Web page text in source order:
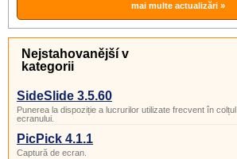
mai multe actualizări »
Nejstahovanější v
kategorii
SideSlide 3.5.60
Punerea la dispoziție a lucrurilor utilizate frecvent în colțul
ecranului.
PicPick 4.1.1
Captură de ecran.